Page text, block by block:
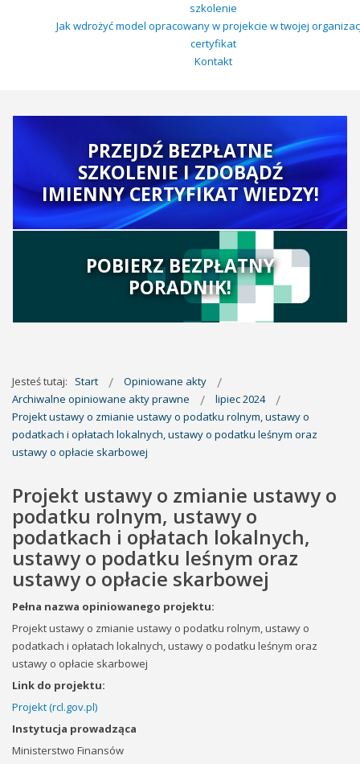
szkolenie
Jak wdrożyć model opracowany w projekcie w twojej
certyfikat
Kontakt
PRZEJDŹ BEZPŁATNE
SZKOLENIE I ZDOBĄDŹ
IMIENNY CERTYFIKAT WIEDZY!
POBIERZ BEZPŁATNY
PORADNIK!
Jesteś tutaj: Start
Opiniowane akty
Archiwalne opiniowane akty prawne
lipiec 2024
Projekt ustawy o zmianie ustawy o podatku rolnym, ustawy o
podatkach i opłatach lokalnych, ustawy o podatku leśnym oraz
ustawy o opłacie skarbowej
Projekt ustawy o zmianie ustawy o
podatku rolnym, ustawy o
podatkach i opłatach lokalnych,
ustawy o podatku leśnym oraz
ustawy o opłacie skarbowej
Pełna nazwa opiniowanego projektu:
Projekt ustawy o zmianie ustawy o podatku rolnym, ustawy o
podatkach i opłatach lokalnych, ustawy o podatku leśnym oraz
ustawy o opłacie skarbowej
Link do projektu:
Projekt (rcl.gov.pl)
Instytucja prowadząca
Ministerstwo Finansów